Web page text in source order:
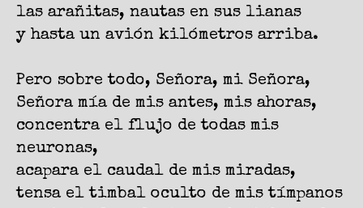
las arañitas, nautas en sus lianas
y hasta un avión kilómetros arriba.
Pero sobre todo, Señora, mi Señora,
Señora mía de mis antes, mis ahoras,
concentra el flujo de todas mis
neuronas,
acapara el caudal de mis miradas,
tensa el timbal oculto de mis tímpanos